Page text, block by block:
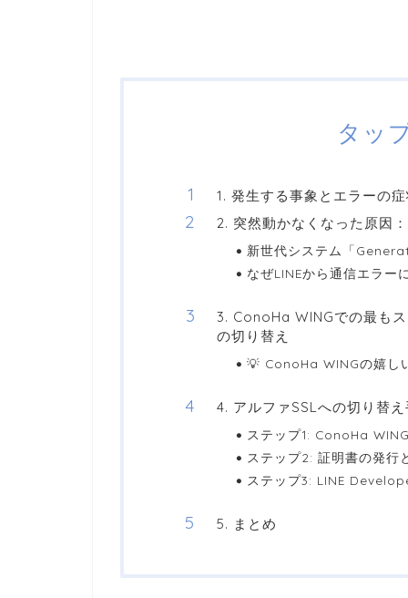
タッ
1. 発生する事象とエラーの
2. 突然動かなくなった原因
新世代システム「
なぜLINEから通信エラー
3. ConoHa WINGでの最も
の切り替え
💡 ConoHa WINGの嬉し
4. アルファSSLへの切り替
ステップ1: ConoHa
ステップ2: 証明書の発行
ステップ3: LINE
5. まとめ